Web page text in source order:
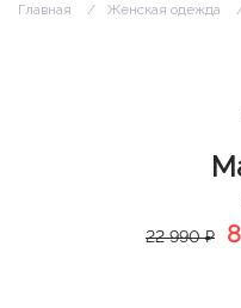
Главная Женская одежда
22 990 ₽